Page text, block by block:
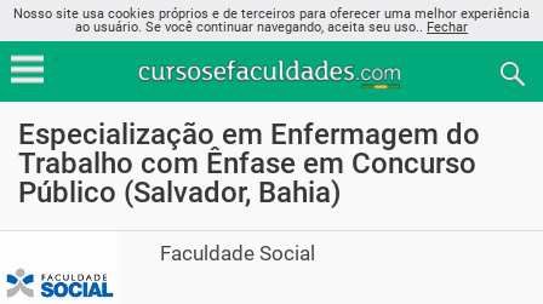
Nosso site usa cookies próprios e de terceiros para oferecer uma melhor experiência
ao usuário. Se você continuar navegando, aceita seu uso.. Fechar
Especialização em Enfermagem do
Trabalho com Ênfase em Concurso
Público (Salvador, Bahia)
Faculdade Social